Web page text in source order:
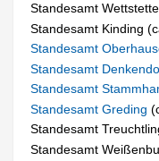
Standesamt
Standesamt Kinding
Standesamt
Standesamt
Standesamt
Standesamt Greding
Standesamt
Standesamt